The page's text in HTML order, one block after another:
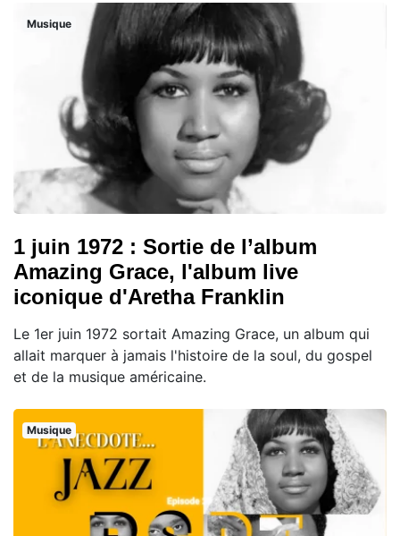
Musique
1 juin 1972 : Sortie de l’album
Amazing Grace, l'album live
iconique d'Aretha Franklin
Le 1er juin 1972 sortait Amazing Grace, un album qui
allait marquer à jamais l'histoire de la soul, du gospel
et de la musique américaine.
Musique